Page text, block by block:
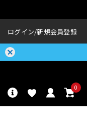
ログイン 新規会員登録
0